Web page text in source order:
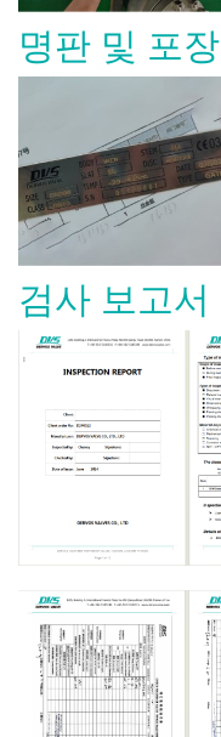
명판 및 포장
검사 보고서